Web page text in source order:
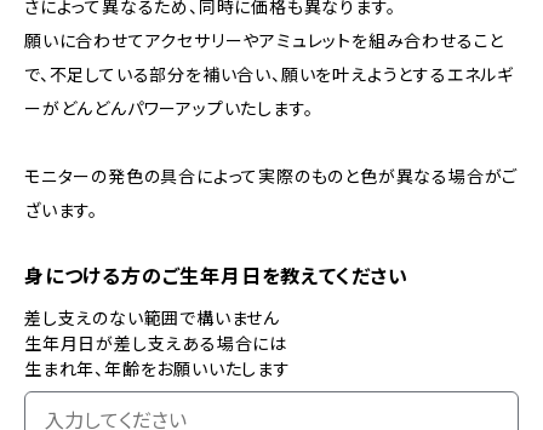
さによって異なるため、同時に価格も異なります。
願いに合わせてアクセサリーやアミュレットを組み合わせること
で、不足している部分を補い合い、願いを叶えようとするエネルギ
ーがどんどんパワーアップいたします。
モニターの発色の具合によって実際のものと色が異なる場合がご
ざいます。
身につける方のご生年月日を教えてください
差し支えのない範囲で構いません
生年月日が差し支えある場合には
生まれ年、年齢をお願いいたします